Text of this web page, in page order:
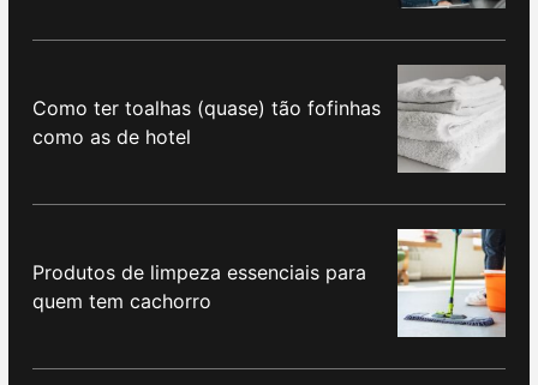
Como ter toalhas (quase) tão fofinhas
como as de hotel
Produtos de limpeza essenciais para
quem tem cachorro